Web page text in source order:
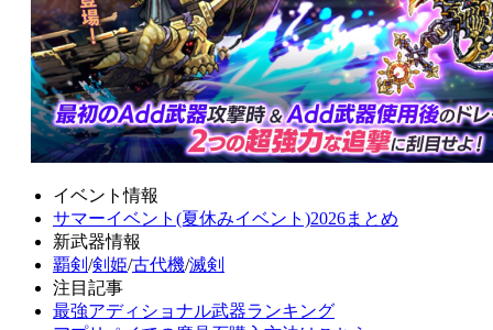
イベント情報
サマーイベント(夏休みイベント)2026まとめ
新武器情報
覇剣 /剣姫/古代機/滅剣
注目記事
最強アディショナル武器ランキング